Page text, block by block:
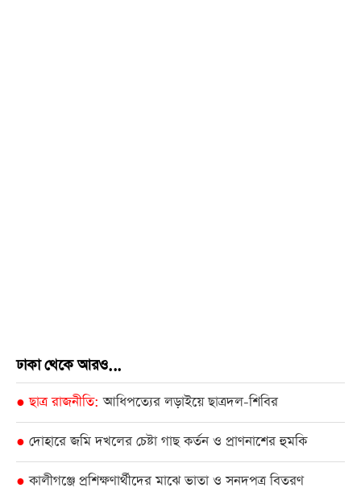
ঢাকা থেকে আরও...
● ছাত্র রাজনীতি আধিপত্যের লড়াইয়ে ছাত্রদল-শিবির
● দোহারে জমি দখলের চেষ্টা গাছ কর্তন ও প্রাণনাশের হুমকি
● কালীগঞ্জে প্রশিক্ষণার্থীদের মাঝে ভাতা ও সনদপত্র বিতরণ